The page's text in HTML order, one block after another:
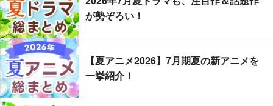
が勢ぞろい！
【夏アニメ2026】7月期夏の新アニメを
一挙紹介！